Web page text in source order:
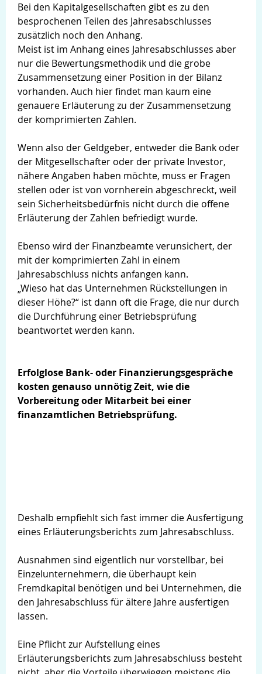
Bei den Kapitalgesellschaften gibt es zu den
besprochenen Teilen des Jahresabschlusses
zusätzlich noch den Anhang.
Meist ist im Anhang eines Jahresabschlusses aber
nur die Bewertungsmethodik und die grobe
Zusammensetzung einer Position in der Bilanz
vorhanden. Auch hier findet man kaum eine
genauere Erläuterung zu der Zusammensetzung
der komprimierten Zahlen.
Wenn also der Geldgeber, entweder die Bank oder
der Mitgesellschafter oder der private Investor,
nähere Angaben haben möchte, muss er Fragen
stellen oder ist von vornherein abgeschreckt, weil
sein Sicherheitsbedürfnis nicht durch die offene
Erläuterung der Zahlen befriedigt wurde.
Ebenso wird der Finanzbeamte verunsichert, der
mit der komprimierten Zahl in einem
Jahresabschluss nichts anfangen kann.
„Wieso hat das Unternehmen Rückstellungen in
dieser Höhe?“ ist dann oft die Frage, die nur durch
die Durchführung einer Betriebsprüfung
beantwortet werden kann.
Erfolglose Bank- oder Finanzierungsgespräche
kosten genauso unnötig Zeit, wie die
Vorbereitung oder Mitarbeit bei einer
finanzamtlichen Betriebsprüfung.
Deshalb empfiehlt sich fast immer die Ausfertigung
eines Erläuterungsberichts zum Jahresabschluss.
Ausnahmen sind eigentlich nur vorstellbar, bei
Einzelunternehmern, die überhaupt kein
Fremdkapital benötigen und bei Unternehmen, die
den Jahresabschluss für ältere Jahre ausfertigen
lassen.
Eine Pflicht zur Aufstellung eines
Erläuterungsberichts zum Jahresabschluss besteht